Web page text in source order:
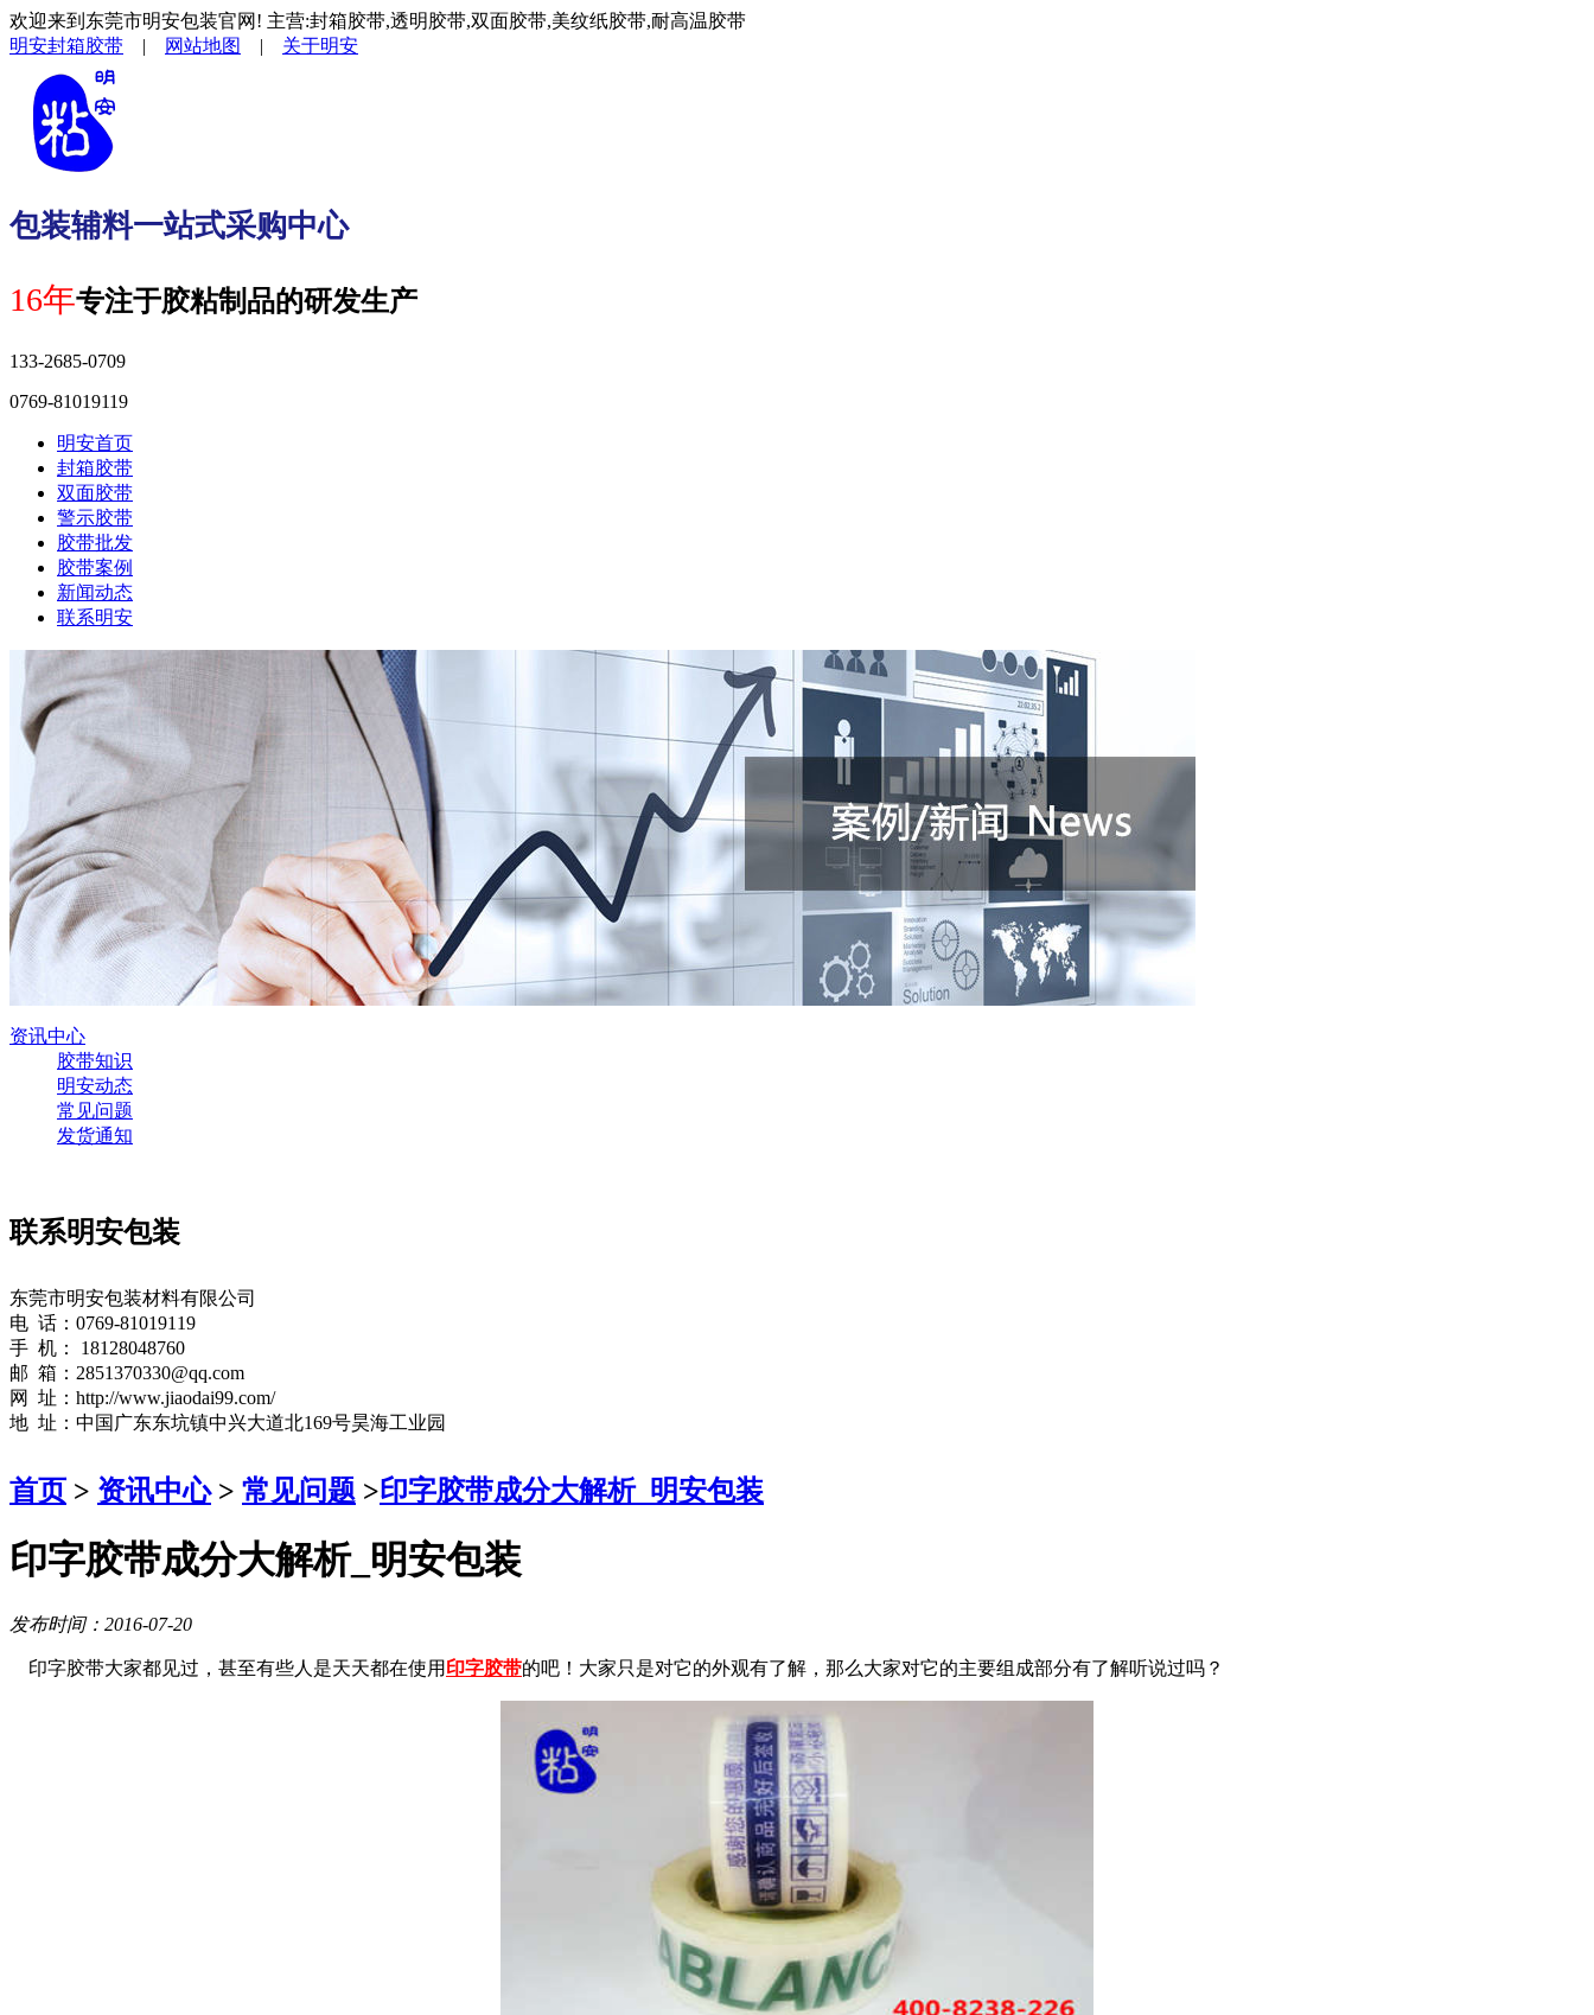
欢迎来到东莞市明安包装官网! 主营:封箱胶带,透明胶带,双面胶带,美纹纸胶带,耐高温胶带
明安封箱胶带 | 网站地图 | 关于明安
包装辅料一站式采购中心
16年专注于胶粘制品的研发生产
133-2685-0709
0769-81019119
明安首页
封箱胶带
双面胶带
警示胶带
胶带批发
胶带案例
新闻动态
联系明安
资讯中心
胶带知识
明安动态
常见问题
发货通知
联系明安包装
东莞市明安包装材料有限公司
电 话：0769-81019119
手 机： 18128048760
邮 箱：2851370330@qq.com
网 址：http://www.jiaodai99.com/
地 址：中国广东东坑镇中兴大道北169号昊海工业园
首页 > 资讯中心> 常见问题 >印字胶带成分大解析_明安包装
印字胶带成分大解析_明安包装
发布时间：2016-07-20
印字胶带大家都见过，甚至有些人是天天都在使用 印字胶带的吧！大家只是对它的外观有了解，那么大家对它的主要组成部分有了解听说过吗？